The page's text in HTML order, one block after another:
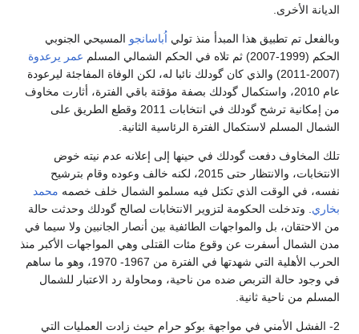
الديانة الأخرى.
وبالفعل تم تطبيق هذا المبدأ منذ تولي اُباسانجو المسيحي الجنوبي
الحكم (1999-2007) ثم تلاه في الحكم الشمالي المسلم
عمر يرعدوة
(2007-2011) والذي كان گودلك نائبا له، لكن الوفاة المفاجئة ليرعودة
عام 2010، واستكمال گودلك بصفة مؤقتة باقي الفترة، أثارت مخاوف
من إمكانية ترشح گودلك في انتخابات 2011 وقطع الطريق على
الشمال المسلم لاستكمال الفترة الرئاسية الثانية.
تلك المخاوف دفعت گودلك في حينها إلى إعلانه عدم نيته خوض
الانتخابات، والانتظار حتى 2015، لكنه خالف وعوده وقام بترشيح
نفسه، في الوقت الذي تكتل فيه مسلمو الشمال خلف خصمه محمد
بخاري. وتدخلت الحكومة لتزوير الانتخابات لصالح گودلك وحدثت حالة
من الاحتقان، بل والمواجهات الطائفية بين أنصار الجانبين ولا سيما في
مدن الشمال أسفرت عن وقوع مئات القتلى وهي المواجهات الأكبر منذ
الحرب الأهلية التي شهدتها في الفترة من 1967- 1970، وهو ما ساهم
في وجود حالة التربص ضده من ناحية، ومحاولة رد الاعتبار للشمال
المسلم من ناحية ثانية.
2- الفشل الأمني في مواجهة بوكو حرام حيث زادت العمليات التي